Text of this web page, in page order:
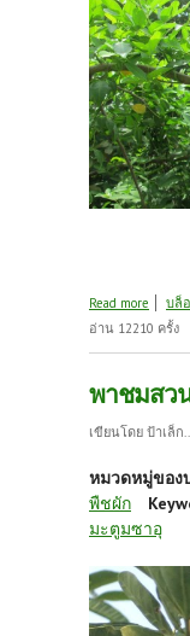
Read more about
บล็
อ่าน 12210 ครั้ง
พาชมสว
เขียนโดย ป้าเล็ก
หมวดหมู่ของ
พืชผัก
มะตูมซาอุ